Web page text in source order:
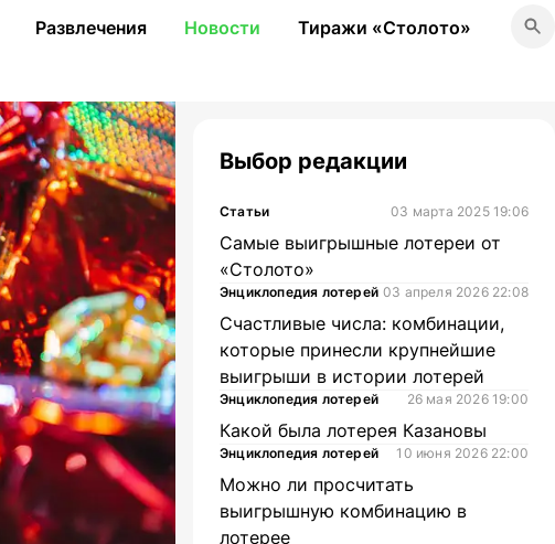
Развлечения Новости Тиражи «Столото»
Выбор редакции
Статьи 03 марта 2025 19:06
Самые выигрышные лотереи от
«Столото»
Энциклопедия лотерей 03 апреля 2026 22:08
Счастливые числа: комбинации,
которые принесли крупнейшие
выигрыши в истории лотерей
Энциклопедия лотерей 26 мая 2026 19:00
Какой была лотерея Казановы
Энциклопедия лотерей 10 июня 2026 22:00
Можно ли просчитать
выигрышную комбинацию в
лотерее